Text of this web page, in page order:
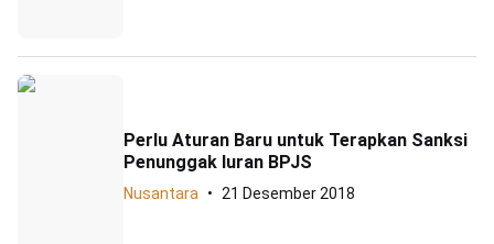
Perlu Aturan Baru untuk Terapkan Sanksi
Penunggak Iuran BPJS
Nusantara 21 Desember 2018